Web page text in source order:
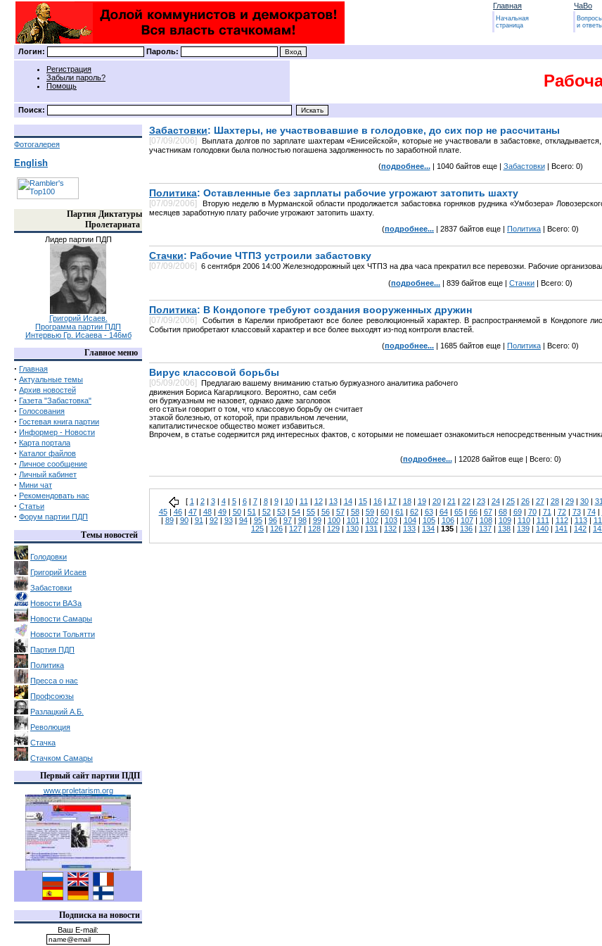
Главная
Начальная
страница
ЧаВо
Вопросы
и ответы
Логин: Пароль:
Регистрация
Забыли пароль?
Помощь
Поиск:
Фотогалерея
English
Партия Диктатуры
Пролетариата
Лидер партии ПДП
Григорий Исаев.
Программа партии ПДП
Интервью Гр. Исаева - 146мб
Главное меню
· Главная
· Актуальные темы
· Архив новостей
· Газета "Забастовка"
· Голосования
· Гостевая книга партии
· Информер - Новости
· Карта портала
· Каталог файлов
· Личное сообщение
· Личный кабинет
· Мини чат
· Рекомендовать нас
· Статьи
· Форум партии ПДП
Темы новостей
Голодовки
Григорий Исаев
Забастовки
Новости ВАЗа
Новости Самары
Новости Тольятти
Партия ПДП
Политика
Пресса о нас
Профсоюзы
Разлацкий А.Б.
Революция
Стачка
Стачком Самары
Первый сайт партии ПДП
www.proletarism.org
Подписка на новости
Ваш E-mail:
Забастовки: Шахтеры, не участвовавшие в голодовке, до сих пор не рассчитаны
[07/09/2006]
Выплата долгов по зарплате шахтерам «Енисейской», которые не участвовали в забастовке,
участникам голодовки была полностью погашена задолженность по заработной плате.
(подробнее...| 1040 байтов еще | Забастовки| Всего: 0)
Политика: Оставленные без зарплаты рабочие угрожают затопить шахту
[07/09/2006]
Вторую неделю в Мурманской области продолжается забастовка горняков рудника «Умбозера»
месяцев заработную плату рабочие угрожают затопить шахту.
(подробнее... | 2837 байтов еще | Политика | Всего: 0)
Стачки: Рабочие ЧТПЗ устроили забастовку
[07/09/2006]
6 сентября 2006 14:00 Железнодорожный цех ЧТПЗ на два часа прекратил все перевозки. Рабочие
(подробнее... | 839 байтов еще | Стачки | Всего: 0)
Политика: В Кондопоге требуют создания вооруженных дружин
[07/09/2006]
События в Карелии приобретают все более революционный характер. В распространяемой в Кондопоге
События приобретают классовый характер и все более выходят из-под контроля властей.
(подробнее... | 1685 байтов еще | Политика | Всего: 0)
Вирус классовой борьбы
[05/09/2006]
Предлагаю вашему вниманию статью буржуазного аналитика рабочего
движения Бориса Кагарлицкого. Вероятно, сам себя
он буржуазным не назовет, однако даже заголовок
его статьи говорит о том, что классовую борьбу он считает
этакой болезнью, от которой, при правильном лечении,
капиталистическое общество может избавиться.
Впрочем, в статье содержится ряд интересных фактов, с которыми не помешает ознакомиться непосредственным
(подробнее...| 12028 байтов еще | Всего: 0)
[ 1| 2| 3| 4| 5| 6| 7| 8| 9| 10| 11| 12| 13| 14| 15| 16| 17| 18| 19| 20| 21| 22| 23| 24| 25| 26| 27| 28| 29| 30|
45| 46| 47| 48| 49| 50| 51 | 52| 53| 54| 55| 56| 57| 58| 59| 60| 61 | 62| 63| 64| 65| 66| 67| 68| 69| 70| 71 | 72| 73| 74|
| 89| 90| 91 | 92| 93| 94| 95| 96| 97| 98| 99| 100| 101 | 102| 103| 104| 105| 106| 107| 108| 109| 110| 111 | 112| 113|
125
126 127 128 129 130 131 132 133 134 135 136 137 138 139 140 141 142